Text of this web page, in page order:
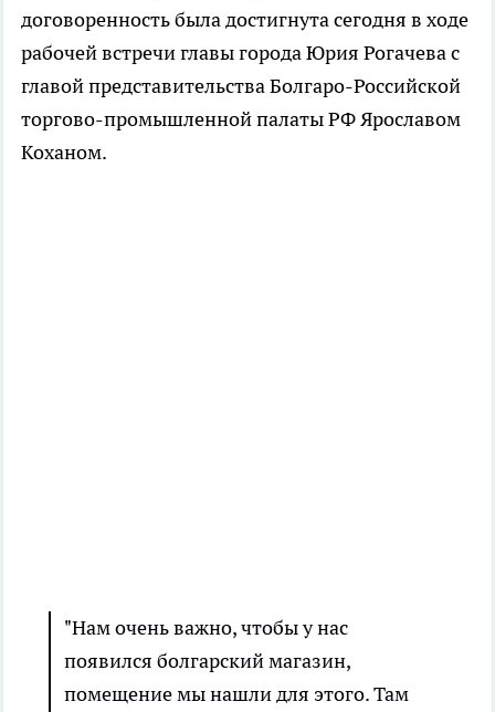
договоренность была достигнута сегодня в ходе
рабочей встречи главы города Юрия Рогачева с
главой представительства Болгаро-Российской
торгово-промышленной палаты РФ Ярославом
Коханом.
"Нам очень важно, чтобы у нас
появился болгарский магазин,
помещение мы нашли для этого. Там